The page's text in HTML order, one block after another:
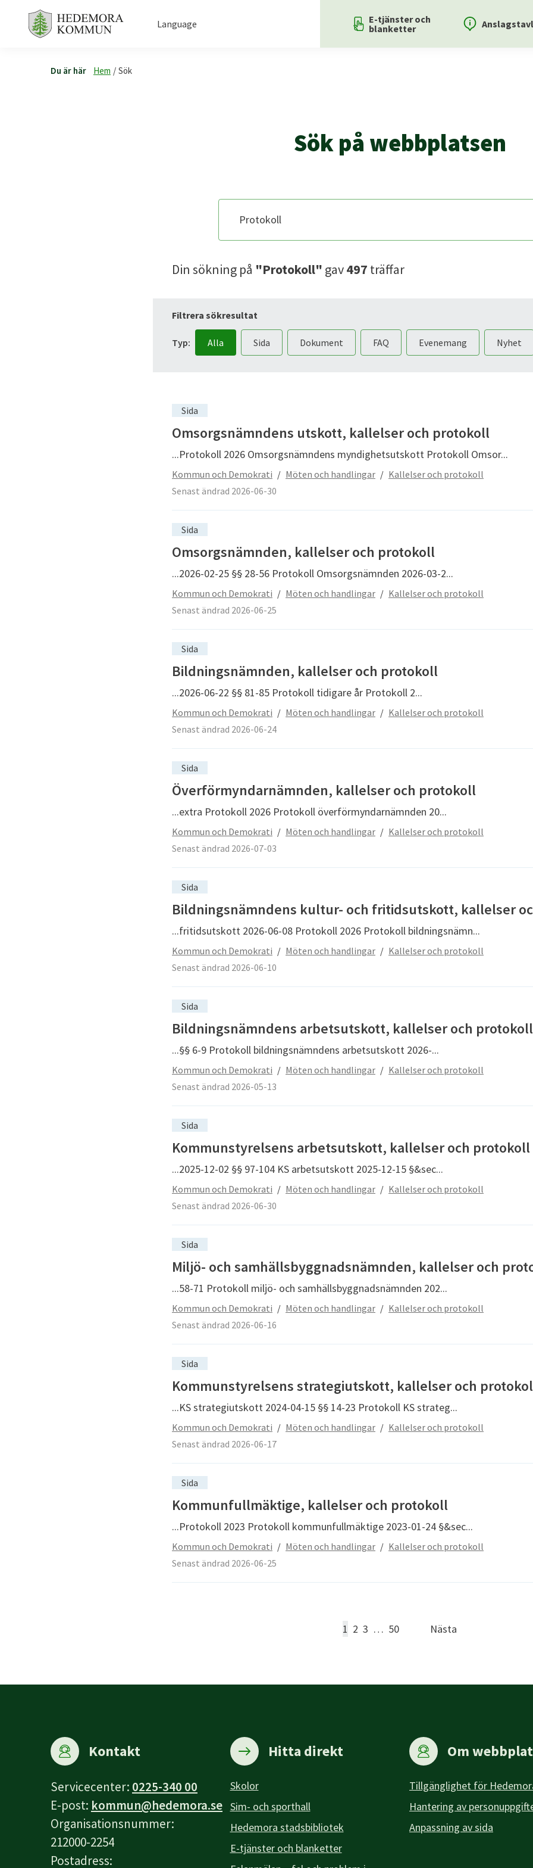
Language
E-tjänster och
blanketter
Du är här Hem / Sök
Sök på webbplatsen
Din sökning på "Protokoll" gav497 träffar
Filtrera sökresultat
Typ: Alla Sida Dokument FAQ Evenemang Nyhet
Sida
Omsorgsnämndens utskott, kallelser och protokoll
...Protokoll 2026 Omsorgsnämndens myndighetsutskott Protokoll Omsor...
Kommun och Demokrati / Möten och handlingar / Kallelser och protokoll
Senast ändrad 2026-06-30
Sida
Omsorgsnämnden, kallelser och protokoll
...2026-02-25 §§ 28-56 Protokoll Omsorgsnämnden 2026-03-2...
Kommun och Demokrati / Möten och handlingar / Kallelser och protokoll
Senast ändrad 2026-06-25
Sida
Bildningsnämnden, kallelser och protokoll
...2026-06-22 §§ 81-85 Protokoll tidigare år Protokoll 2...
Kommun och Demokrati / Möten och handlingar / Kallelser och protokoll
Senast ändrad 2026-06-24
Sida
Överförmyndarnämnden, kallelser och protokoll
...extra Protokoll 2026 Protokoll överförmyndarnämnden 20...
Kommun och Demokrati / Möten och handlingar / Kallelser och protokoll
Senast ändrad 2026-07-03
Sida
Bildningsnämndens kultur- och fritidsutskott, kallelser
...fritidsutskott 2026-06-08 Protokoll 2026 Protokoll bildningsnämn...
Kommun och Demokrati / Möten och handlingar / Kallelser och protokoll
Senast ändrad 2026-06-10
Sida
Bildningsnämndens arbetsutskott, kallelser och protokoll
...§§ 6-9 Protokoll bildningsnämndens arbetsutskott 2026-...
Kommun och Demokrati / Möten och handlingar / Kallelser och protokoll
Senast ändrad 2026-05-13
Sida
Kommunstyrelsens arbetsutskott, kallelser och protokoll
...2025-12-02 §§ 97-104 KS arbetsutskott 2025-12-15 §&sec...
Kommun och Demokrati / Möten och handlingar / Kallelser och protokoll
Senast ändrad 2026-06-30
Sida
Miljö- och samhällsbyggnadsnämnden, kallelser och
...58-71 Protokoll miljö- och samhällsbyggnadsnämnden 202...
Kommun och Demokrati / Möten och handlingar / Kallelser och protokoll
Senast ändrad 2026-06-16
Sida
Kommunstyrelsens strategiutskott, kallelser och
...KS strategiutskott 2024-04-15 §§ 14-23 Protokoll KS strateg...
Kommun och Demokrati / Möten och handlingar / Kallelser och protokoll
Senast ändrad 2026-06-17
Sida
Kommunfullmäktige, kallelser och protokoll
...Protokoll 2023 Protokoll kommunfullmäktige 2023-01-24 §&sec...
Kommun och Demokrati / Möten och handlingar / Kallelser och protokoll
Senast ändrad 2026-06-25
1 2 3 … 50 Nästa
Kontakt
Servicecenter: 0225-340 00
E-post: kommun@hedemora.se
Organisationsnummer:
212000-2254
Postadress:
Hitta direkt
Skolor
Sim- och sporthall
Hedemora stadsbibliotek
E-tjänster och blanketter
Om
Tillgänglighet för
Hantering av
Anpassning av sida